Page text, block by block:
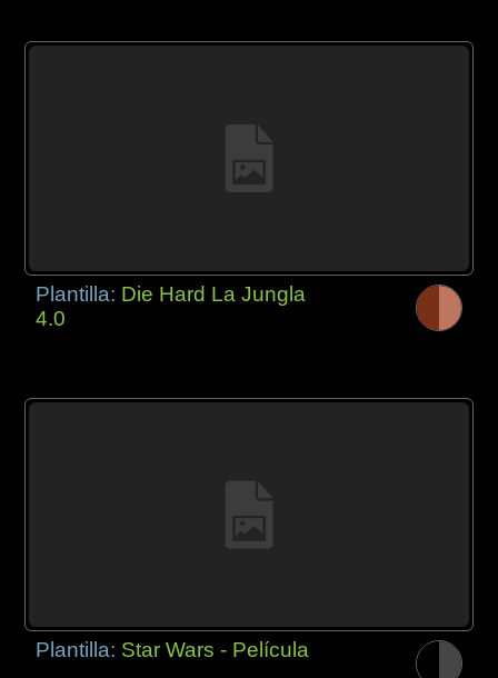
Plantilla: Die Hard La Jungla
4.0
Plantilla: Star Wars - Película